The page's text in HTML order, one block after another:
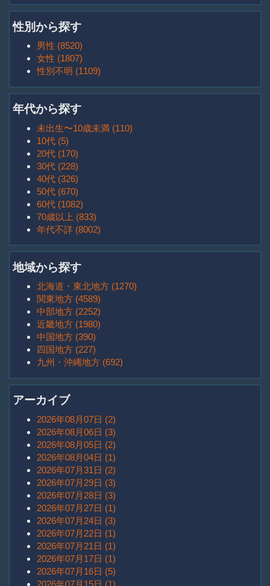
性別から探す
男性 (8520)
女性 (1807)
性別不明 (1109)
年代から探す
未出生〜10歳未満 (110)
10代 (5)
20代 (170)
30代 (228)
40代 (326)
50代 (670)
60代 (1082)
70歳以上 (833)
年代不詳 (8002)
地域から探す
北海道・東北地方 (1270)
関東地方 (4589)
中部地方 (2252)
近畿地方 (1980)
中国地方 (390)
四国地方 (227)
九州・沖縄地方 (692)
アーカイブ
2026年08月07日 (2)
2026年08月06日 (3)
2026年08月05日 (2)
2026年08月04日 (1)
2026年07月31日 (2)
2026年07月29日 (3)
2026年07月28日 (3)
2026年07月27日 (1)
2026年07月24日 (3)
2026年07月22日 (1)
2026年07月21日 (1)
2026年07月17日 (1)
2026年07月16日 (5)
2026年07月15日 (1)